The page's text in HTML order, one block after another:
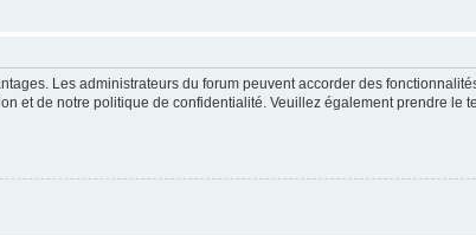
Les administrateurs du forum peuvent accorder des
et de notre politique de confidentialité. Veuillez également prendre le